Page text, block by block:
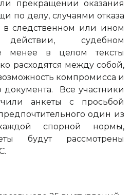
прекращении оказания
по делу, случаями отказа
в следственном или ином
действии, судебном
менее в целом тексты
расходятся между собой,
компромисса и
документа.
Все участники
анкеты с просьбой
один из
спорной нормы,
будут рассмотрены